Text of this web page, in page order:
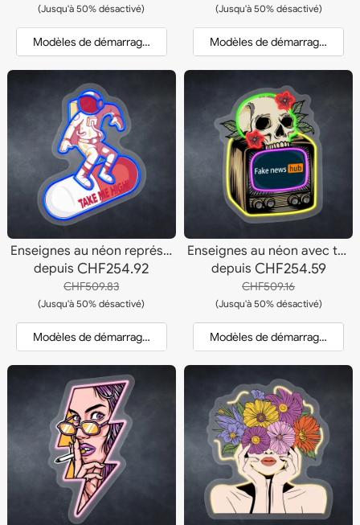
(Jusqu'à 50% désactivé)
Modèles de démarrage et devis
(Jusqu'à 50% désactivé)
Modèles de démarrage et
Enseignes au néon représentant un astronaute surfant sur une pilule
depuisCHF254.92
CHF509.83
(Jusqu'à 50% désactivé)
Modèles de démarrage et devis
Enseignes au néon avec tête de mort
depuis CHF254.59
CHF509.16
(Jusqu'à 50% désactivé)
Modèles de démarrage et